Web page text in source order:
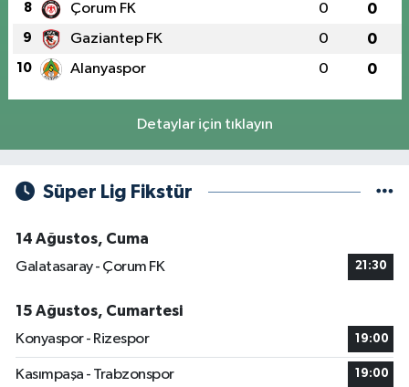
8 Çorum FK 0 0
9 Gaziantep FK 0 0
10 Alanyaspor 0 0
Detaylar için tıklayın
Süper Lig Fikstür
14 Ağustos, Cuma
Galatasaray - Çorum FK
21:30
15 Ağustos, Cumartesi
Konyaspor - Rizespor
19:00
Kasımpaşa - Trabzonspor 19:00